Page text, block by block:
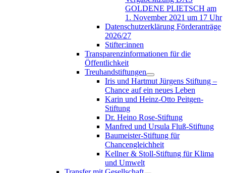
GOLDENE PLIETSCH am
1. November 2021 um 17 Uhr
Datenschutzerklärung Förderanträge
2026/27
Stifter:innen
Transparenzinformationen für die
Öffentlichkeit
Treuhandstiftungen
Iris und Hartmut Jürgens Stiftung –
Chance auf ein neues Leben
Karin und Heinz-Otto Peitgen-
Stiftung
Dr. Heino Rose-Stiftung
Manfred und Ursula Fluß-Stiftung
Baumeister-Stiftung für
Chancengleichheit
Kellner & Stoll-Stiftung für Klima
und Umwelt